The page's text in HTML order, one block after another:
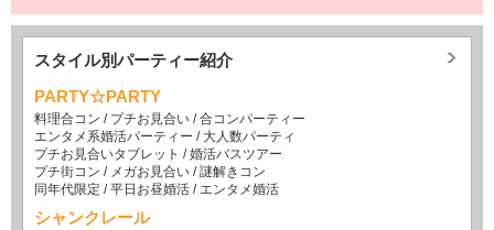
スタイル別パーティー紹介
PARTY☆PARTY
料理合コン / プチお見合い /合コンパーティー
エンタメ系婚活パーティー / 大人数パーティ
プチお見合いタブレット /婚活バスツアー
プチ街コン / メガお見合い /謎解きコン
同年代限定 /平日お昼婚活 / エンタメ婚活
シャンクレール